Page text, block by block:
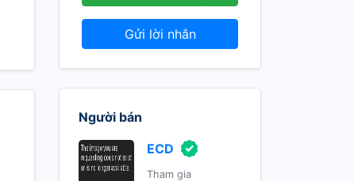
Gửi lời nhắn
Người bán
ECD
Tham gia